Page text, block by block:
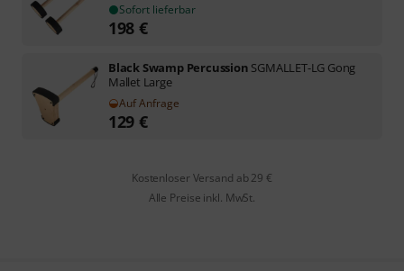
Sofort lieferbar
198 €
Black Swamp Percussion SGMALLET-LG Gong
Mallet Large
Auf Anfrage
129 €
Kostenloser Versand ab 29 €
Alle Preise inkl. MwSt.